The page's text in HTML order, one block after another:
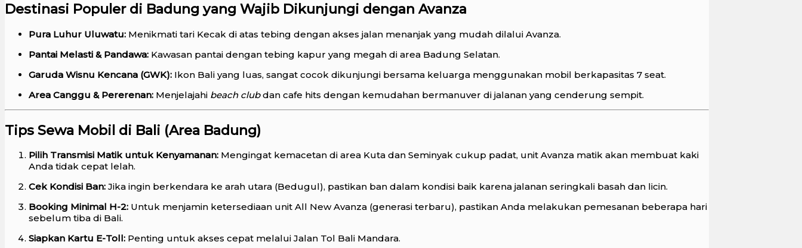
Destinasi Populer di Badung yang Wajib Dikunjungi dengan Avanza
Pura Luhur Uluwatu: Menikmati tari Kecak di atas tebing dengan akses jalan menanjak yang mudah dilalui Avanza.
Pantai Melasti & Pandawa: Kawasan pantai dengan tebing kapur yang megah di area Badung Selatan.
Garuda Wisnu Kencana (GWK): Ikon Bali yang luas, sangat cocok dikunjungi bersama keluarga menggunakan mobil berkapasitas 7 seat.
Area Canggu & Pererenan: Menjelajahi beach clubdan cafe hits dengan kemudahan bermanuver di jalanan yang cenderung sempit.
Tips Sewa Mobil di Bali (Area Badung)
Pilih Transmisi Matik untuk Kenyamanan: Mengingat kemacetan di area Kuta dan Seminyak cukup padat, unit Avanza matik akan membuat kaki
Anda tidak cepat lelah.
Cek Kondisi Ban: Jika ingin berkendara ke arah utara (Bedugul), pastikan ban dalam kondisi baik karena jalanan seringkali basah dan licin.
Booking Minimal H-2: Untuk menjamin ketersediaan unit All New Avanza (generasi terbaru), pastikan Anda melakukan pemesanan beberapa hari
sebelum tiba di Bali.
Siapkan Kartu E-Toll: Penting untuk akses cepat melalui Jalan Tol Bali Mandara.